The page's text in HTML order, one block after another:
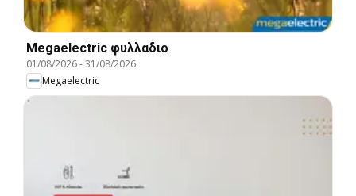
Megaelectric φυλλαδιο
01/08/2026-31/08/2026
Megaelectric